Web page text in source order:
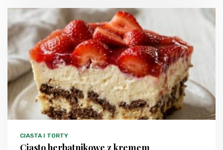
CIASTA I TORTY
Ciasto herbatnikowe z kremem